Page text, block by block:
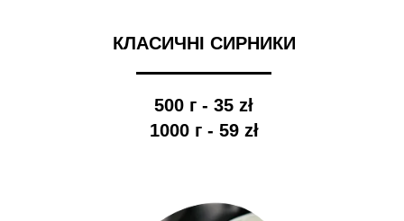
КЛАСИЧНІ СИРНИКИ
500 г - 35 zł
1000 г - 59 zł